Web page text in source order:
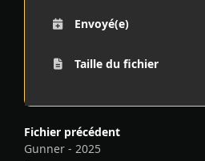
Envoyé(e)
Taille du fichier
Fichier précédent
Gunner - 2025